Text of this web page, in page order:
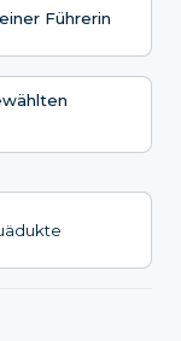
Führerin